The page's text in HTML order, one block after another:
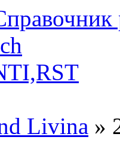
Livina »